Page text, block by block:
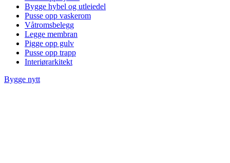
Bygge hybel og utleiedel
Pusse opp vaskerom
Våtromsbelegg
Legge membran
Pigge opp gulv
Pusse opp trapp
Interiørarkitekt
Bygge nytt